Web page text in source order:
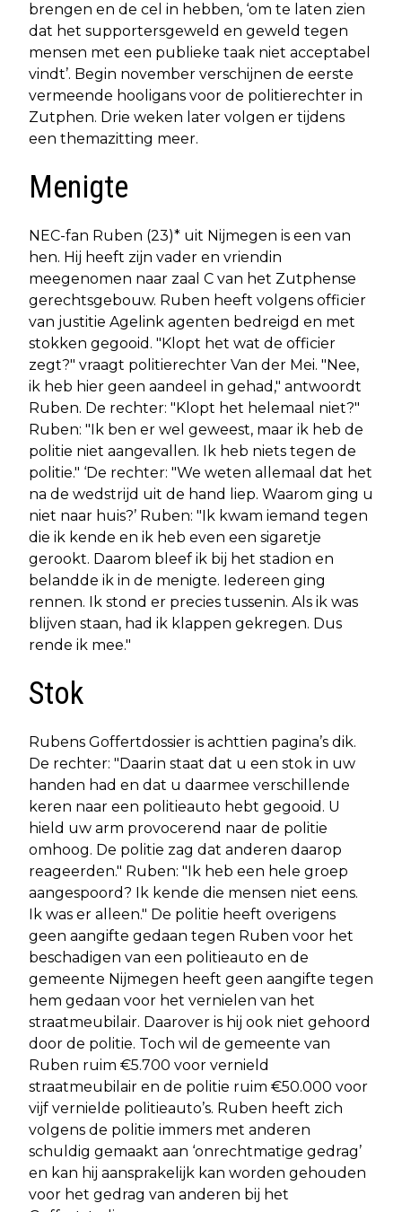
brengen en de cel in hebben, ‘om te laten zien
dat het supportersgeweld en geweld tegen
mensen met een publieke taak niet acceptabel
vindt’. Begin november verschijnen de eerste
vermeende hooligans voor de politierechter in
Zutphen. Drie weken later volgen er tijdens
een themazitting meer.
Menigte
NEC-fan Ruben (23)* uit Nijmegen is een van
hen. Hij heeft zijn vader en vriendin
meegenomen naar zaal C van het Zutphense
gerechtsgebouw. Ruben heeft volgens officier
van justitie Agelink agenten bedreigd en met
stokken gegooid. "Klopt het wat de officier
zegt?" vraagt politierechter Van der Mei. "Nee,
ik heb hier geen aandeel in gehad," antwoordt
Ruben. De rechter: "Klopt het helemaal niet?"
Ruben: "Ik ben er wel geweest, maar ik heb de
politie niet aangevallen. Ik heb niets tegen de
politie." ‘De rechter: "We weten allemaal dat het
na de wedstrijd uit de hand liep. Waarom ging u
niet naar huis?’ Ruben: "Ik kwam iemand tegen
die ik kende en ik heb even een sigaretje
gerookt. Daarom bleef ik bij het stadion en
belandde ik in de menigte. Iedereen ging
rennen. Ik stond er precies tussenin. Als ik was
blijven staan, had ik klappen gekregen. Dus
rende ik mee."
Stok
Rubens Goffertdossier is achttien pagina’s dik.
De rechter: "Daarin staat dat u een stok in uw
handen had en dat u daarmee verschillende
keren naar een politieauto hebt gegooid. U
hield uw arm provocerend naar de politie
omhoog. De politie zag dat anderen daarop
reageerden." Ruben: "Ik heb een hele groep
aangespoord? Ik kende die mensen niet eens.
Ik was er alleen." De politie heeft overigens
geen aangifte gedaan tegen Ruben voor het
beschadigen van een politieauto en de
gemeente Nijmegen heeft geen aangifte tegen
hem gedaan voor het vernielen van het
straatmeubilair. Daarover is hij ook niet gehoord
door de politie. Toch wil de gemeente van
Ruben ruim €5.700 voor vernield
straatmeubilair en de politie ruim €50.000 voor
vijf vernielde politieauto’s. Ruben heeft zich
volgens de politie immers met anderen
schuldig gemaakt aan ‘onrechtmatige gedrag’
en kan hij aansprakelijk kan worden gehouden
voor het gedrag van anderen bij het